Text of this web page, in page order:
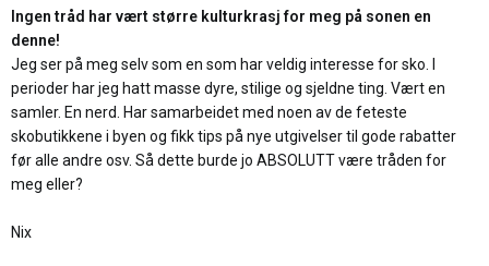
Ingen tråd har vært større kulturkrasj for meg på sonen en
denne!
Jeg ser på meg selv som en som har veldig interesse for sko. I
perioder har jeg hatt masse dyre, stilige og sjeldne ting. Vært en
samler. En nerd. Har samarbeidet med noen av de feteste
skobutikkene i byen og fikk tips på nye utgivelser til gode rabatter
før alle andre osv. Så dette burde jo ABSOLUTT være tråden for
meg eller?
Nix